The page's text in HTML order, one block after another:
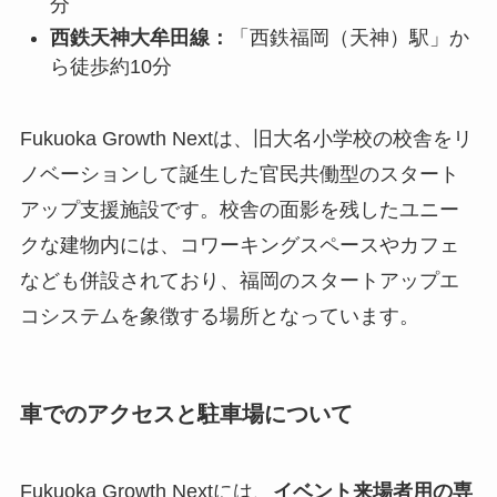
西鉄天神大牟田線：
「西鉄福岡（天神）駅」か
ら徒歩約10分
Fukuoka Growth Nextは、旧大名小学校の校舎をリ
ノベーションして誕生した官民共働型のスタート
アップ支援施設です。校舎の面影を残したユニー
クな建物内には、コワーキングスペースやカフェ
なども併設されており、福岡のスタートアップエ
コシステムを象徴する場所となっています。
車でのアクセスと駐車場について
Fukuoka Growth Nextには、 イベント来場者用の専